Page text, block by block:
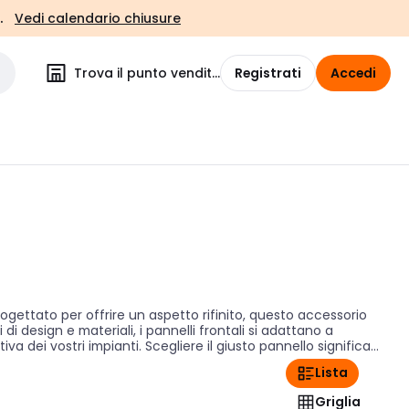
Vedi calendario chiusure
Trova il punto vendita Registrati Accedi
per offrire un aspetto rifinito, questo accessorio
design e materiali, i pannelli frontali si adattano a
dei vostri impianti. Scegliere il giusto pannello significa
Lista
Griglia